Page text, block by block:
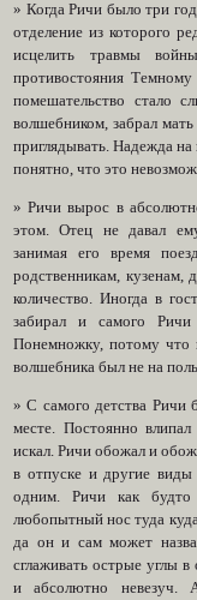
» Когда Ричи было три
отделение из которого
исцелить травмы
противостояния
помешательство стало
волшебником, забрал
приглядывать. Надежда на
понятно, что это
» Ричи вырос в
этом. Отец не давал
занимая его время
родственникам, кузенам,
количество. Иногда в
забирал и самого
Понемножку, потому что
волшебника был не на
» С самого детства Ричи
месте. Постоянно
искал. Ричи обожал и
в отпуске и другие виды
одним. Ричи как будто
любопытный нос туда
да он и сам может
сглаживать острые углы
и абсолютно невезуч.